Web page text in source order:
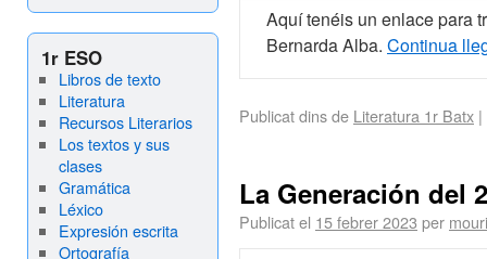
1r ESO
Libros de texto
Literatura
Recursos Literarios
Los textos y sus
clases
Gramática
Léxico
Expresión escrita
Ortografía
Aquí tenéis un enlace para
Bernarda Alba. Continua
Publicat dins de Literatura 1r Batx |
La Generación del
Publicat el 15 febrer 2023 per